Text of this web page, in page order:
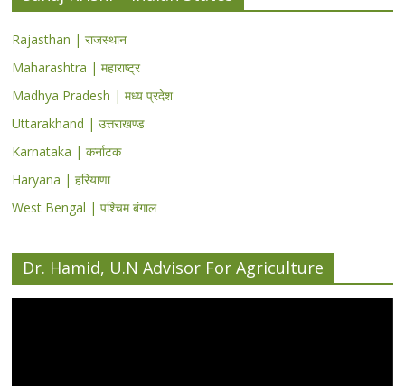
Rajasthan | राजस्थान
Maharashtra | महाराष्ट्र
Madhya Pradesh | मध्य प्रदेश
Uttarakhand | उत्तराखण्ड
Karnataka | कर्नाटक
Haryana | हरियाणा
West Bengal | पश्चिम बंगाल
Dr. Hamid, U.N Advisor For Agriculture